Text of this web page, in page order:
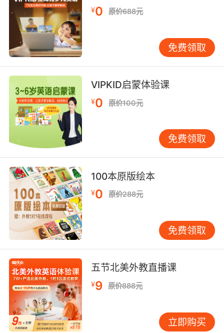
少儿学英语去哪比较好其次看机构的成立时间
机构的成立时间在一定程度上决定了机构的教学
经验是否丰富，成立时间长的机构已经在市场上
磨练了很长时间，并且它可以在市场上发展这么
久，肯定与其教学质量也是分不开的。不过大家
不要以为成立时间早的就是好的、成立时间晚的
机构就是不好的，大家还是要从机构的其他方面
来进行全方位的考察对比。
少儿学英语去哪比较好看机构的教材选用
毕竟少儿的英语学习肯定是离不开教材的，专业
的教材应该是符合孩子的学习特点的也应该是有
趣的，这样才能跟得上孩子学习英语的进度，也
能更有效地激发孩子的学习兴趣，更加高效地提
升孩子的英语水平。
少儿学英语去哪比较好最后看孩子的适应情况
可以挑选出几家专业靠谱的机构，带着孩子参加
¥0 原价688元
免费领取
VIPKID启蒙体验课
¥0 原价100元
免费领取
100本原版绘本
¥0 原价288元
免费领取
五节北美外教直播课
¥9 原价888元
立即购买